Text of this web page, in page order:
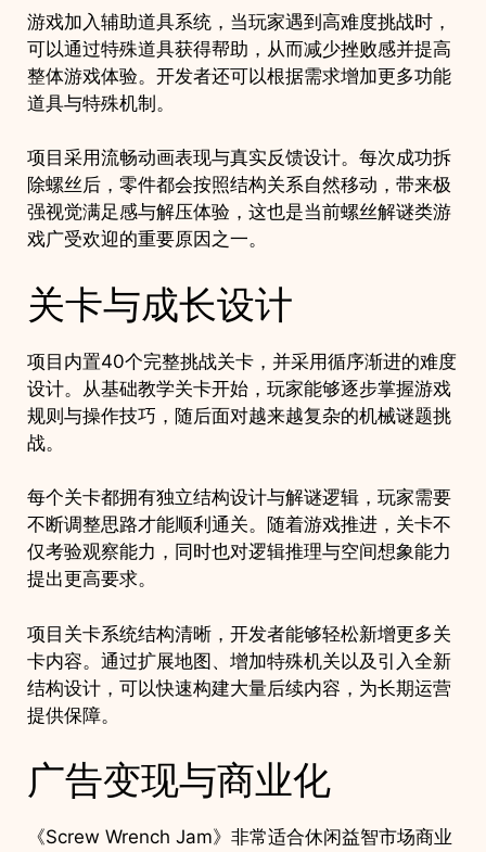
游戏加入辅助道具系统，当玩家遇到高难度挑战时，
可以通过特殊道具获得帮助，从而减少挫败感并提高
整体游戏体验。开发者还可以根据需求增加更多功能
道具与特殊机制。
项目采用流畅动画表现与真实反馈设计。每次成功拆
除螺丝后，零件都会按照结构关系自然移动，带来极
强视觉满足感与解压体验，这也是当前螺丝解谜类游
戏广受欢迎的重要原因之一。
关卡与成长设计
项目内置40个完整挑战关卡，并采用循序渐进的难度
设计。从基础教学关卡开始，玩家能够逐步掌握游戏
规则与操作技巧，随后面对越来越复杂的机械谜题挑
战。
每个关卡都拥有独立结构设计与解谜逻辑，玩家需要
不断调整思路才能顺利通关。随着游戏推进，关卡不
仅考验观察能力，同时也对逻辑推理与空间想象能力
提出更高要求。
项目关卡系统结构清晰，开发者能够轻松新增更多关
卡内容。通过扩展地图、增加特殊机关以及引入全新
结构设计，可以快速构建大量后续内容，为长期运营
提供保障。
广告变现与商业化
《Screw Wrench Jam》非常适合休闲益智市场商业